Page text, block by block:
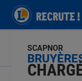
SCAPNOR